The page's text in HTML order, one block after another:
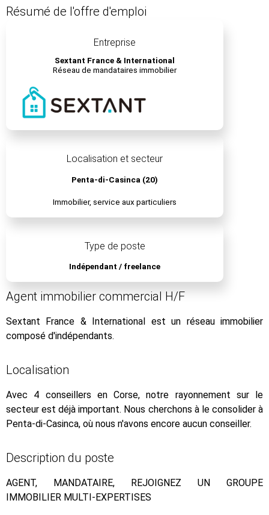
Résumé de l'offre d'emploi
Entreprise
Sextant France & International
Réseau de mandataires immobilier
Localisation et secteur
Penta-di-Casinca (20)
Immobilier, service aux particuliers
Type de poste
Indépendant / freelance
Agent immobilier commercial H/F
Sextant France & International est un réseau immobilier
composé d'indépendants.
Localisation
Avec 4 conseillers en Corse, notre rayonnement sur le
secteur est déjà important. Nous cherchons à le consolider à
Penta-di-Casinca, où nous n'avons encore aucun conseiller.
Description du poste
AGENT, MANDATAIRE, REJOIGNEZ UN GROUPE
IMMOBILIER MULTI-EXPERTISES